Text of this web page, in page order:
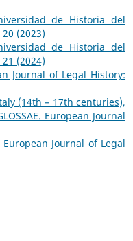
de Historia del
20 (2023)
de Historia del
21 (2024)
Journal of Legal History:
(14th – 17th centuries),
European Journal
European Journal of Legal